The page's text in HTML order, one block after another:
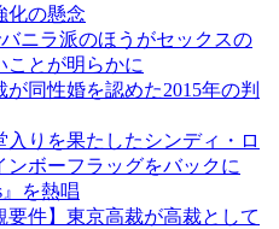
化の懸念
ニラ派のほうがセックスの
ことが明らかに
同性婚を認めた2015年の判
入りを果たしたシンディ・ロ
ンボーフラッグをバックに
』を熱唱
要件】東京高裁が高裁として